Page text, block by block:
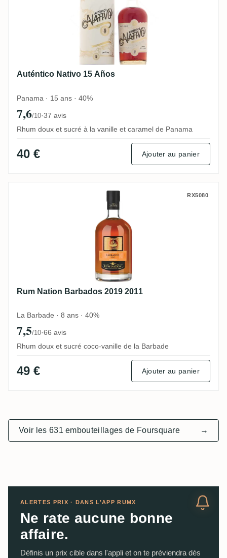
Auténtico Nativo 15 Años
Panama · 15 ans · 40%
7,6/10·37 avis
Rhum doux et sucré à la vanille et caramel de Panama
40 € Ajouter au panier
Rum Nation Barbados 2019 2011 RX5080
Rum Nation Barbados 2019 2011
La Barbade · 8 ans · 40%
7,5/10·66 avis
Rhum doux et sucré coco-vanille de la Barbade
49 € Ajouter au panier
Voir les 631 embouteillages de Foursquare →
ALERTES PRIX · DANS L’APP RUMX
Ne rate aucune bonne
affaire.
Définis un prix cible dans l'appli et on te préviendra dès